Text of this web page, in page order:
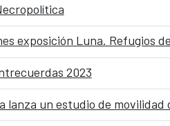
exposición Luna. Refugios
2023
lanza un estudio de movilidad